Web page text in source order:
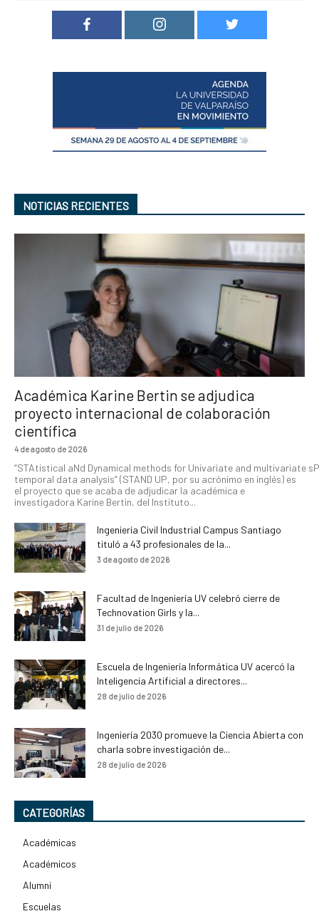
NOTICIAS RECIENTES
Académica Karine Bertin se adjudica
proyecto internacional de colaboración
científica
4 de agosto de 2026
“STAtistical aNd Dynamical methods for Univariate and multivariate
temporal data analysis” (STAND UP, por su acrónimo en inglés) es
el proyecto que se acaba de adjudicar la académica e
investigadora Karine Bertin, del Instituto...
Ingeniería Civil Industrial Campus Santiago
tituló a 43 profesionales de la...
3 de agosto de 2026
Facultad de Ingeniería UV celebró cierre de
Technovation Girls y la...
31 de julio de 2026
Escuela de Ingeniería Informática UV acercó la
Inteligencia Artificial a directores...
28 de julio de 2026
Ingeniería 2030 promueve la Ciencia Abierta con
charla sobre investigación de...
28 de julio de 2026
CATEGORÍAS
Académicas
Académicos
Alumni
Escuelas